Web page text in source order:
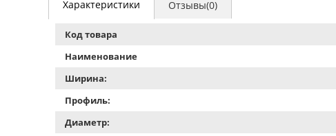
Характеристики Отзывы(0)
Код товара
Наименование
Ширина:
Профиль:
Диаметр: